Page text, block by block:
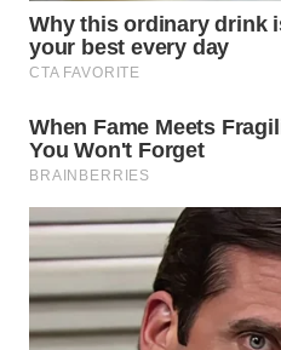
WAHANA
TRAVEL
WAHANA
TV
WAHANANEWS
WAHANANEWS
CO ID